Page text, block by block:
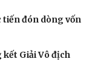
tâm hồn
tiến đón dòng vốn
kết Giải Vô địch